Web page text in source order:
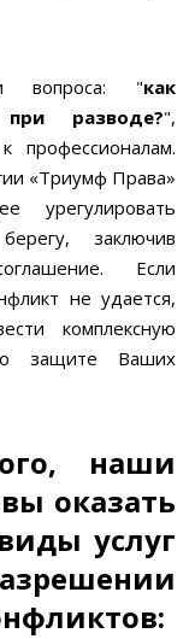
вопроса: "как
разводе?",
профессионалам.
«Триумф Права»
урегулировать
заключив
Если
не удается,
комплексную
защите Ваших
наши
оказать
услуг